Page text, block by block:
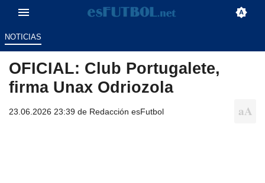
NOTICIAS
OFICIAL: Club Portugalete,
firma Unax Odriozola
23.06.2026 23:39 de Redacción esFutbol